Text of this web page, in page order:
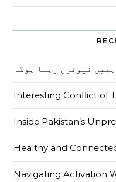
ہمیں نیوٹرل رہنا ہوگا
Interesting Conflict of
Inside Pakistan’s
Healthy and
Navigating Activation